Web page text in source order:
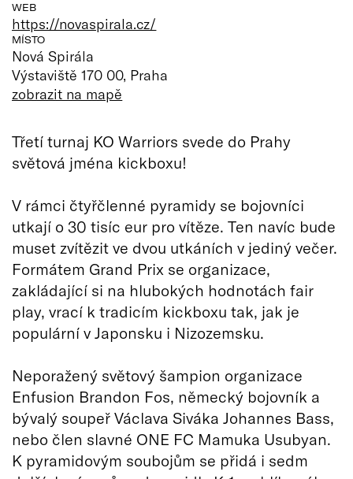
WEB
https://novaspirala.cz/
MÍSTO
Nová Spirála
Výstaviště 170 00, Praha
zobrazit na mapě
Třetí turnaj KO Warriors svede do Prahy
světová jména kickboxu!
V rámci čtyřčlenné pyramidy se bojovníci
utkají o 30 tisíc eur pro vítěze. Ten navíc bude
muset zvítězit ve dvou utkáních v jediný večer.
Formátem Grand Prix se organizace,
zakládající si na hlubokých hodnotách fair
play, vrací k tradicím kickboxu tak, jak je
populární v Japonsku i Nizozemsku.
Neporažený světový šampion organizace
Enfusion Brandon Fos, německý bojovník a
bývalý soupeř Václava Siváka Johannes Bass,
nebo člen slavné ONE FC Mamuka Usubyan.
K pyramidovým soubojům se přidá i sedm